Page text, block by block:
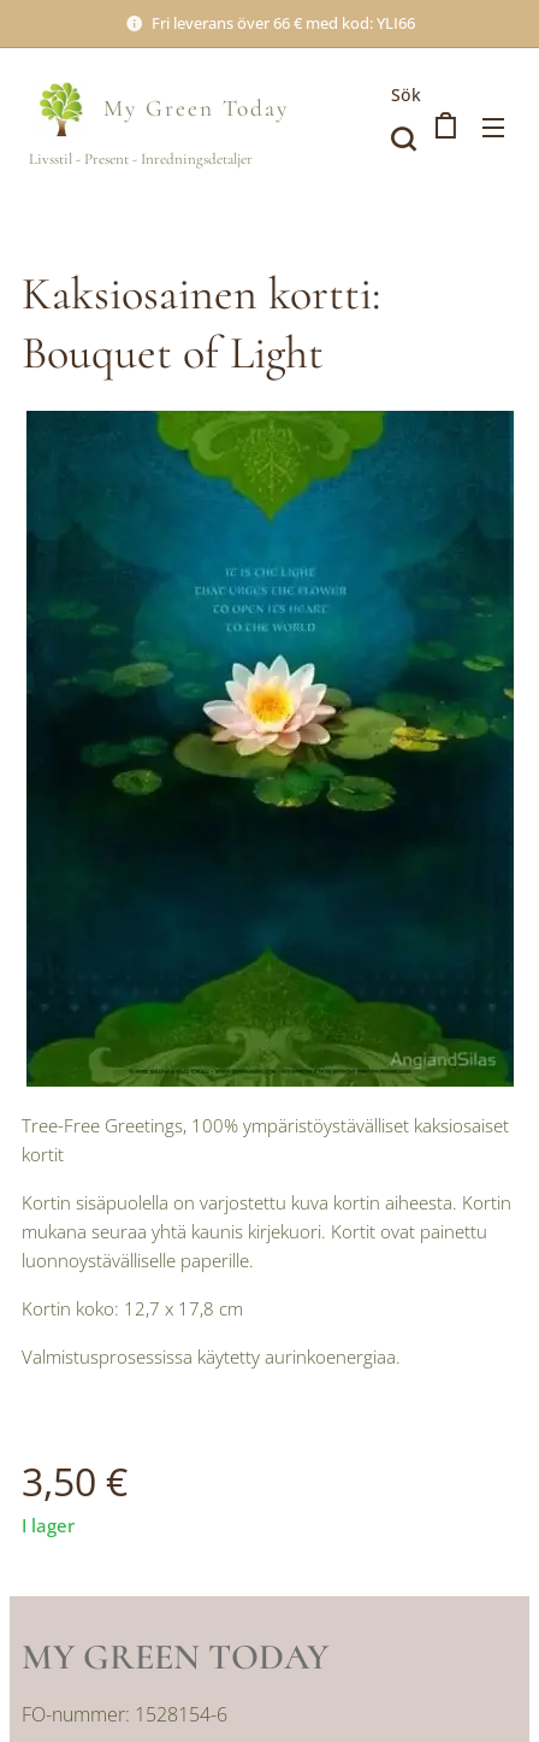
Fri leverans över 66 € med kod: YLI66
My Green Today
Livsstil - Present - Inredningsdetaljer
Sök
Kaksiosainen kortti:
Bouquet of Light
Tree-Free Greetings, 100% ympäristöystävälliset kaksiosaiset
kortit
Kortin sisäpuolella on varjostettu kuva kortin aiheesta. Kortin
mukana seuraa yhtä kaunis kirjekuori. Kortit ovat painettu
luonnoystävälliselle paperille.
Kortin koko: 12,7 x 17,8 cm
Valmistusprosessissa käytetty aurinkoenergiaa.
3,50 €
I lager
MY GREEN TODAY
FO-nummer: 1528154-6